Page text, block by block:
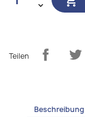
Teilen
Beschreibung